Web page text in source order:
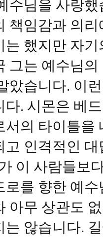
수님을 사랑
책임감과 의
는 했지만 자
그는 예수님
았습니다. 이
다. 시몬은 베
서의 타이틀을
고 인격적인
이 사람들보
로를 향한 예
아무 상관도
는 않습니다.